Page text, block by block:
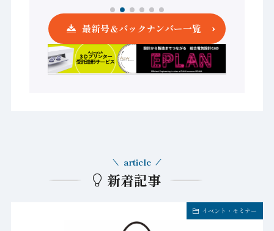
最新号＆バックナンバー一覧
新着記事
article
イベント・セミナー